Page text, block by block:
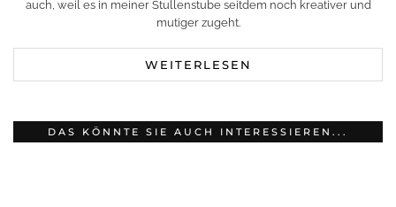
auch, weil es in meiner Stullenstube seitdem noch kreativer und
mutiger zugeht.
WEITERLESEN
DAS KÖNNTE SIE AUCH INTERESSIEREN...